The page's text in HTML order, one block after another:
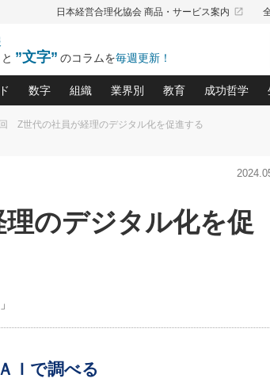
日本経営合理化協会 商品・サービス案内 launch
と ”文字” のコラムを毎週更新！
2026.08.5
意
たい、知っておきたい、やってお
バチの『経営戦略の新常識』(12)
なる考え方」(57)
したいと思われる「一流の仕事術」(28)
人と組織を動かす(200)
の「今月のヒット商品」(109)
数字
会社を守り抜くための緊急対策(100)
強い決算書の会社はココが違う！(36)
銀行交渉はこうしなさい！(12)
組織
職場の生産性を下げるハラスメントの
賃金決定の定石(68)
顧客・社員・社会から支持される「
業界別
大久保一彦の“流行る”お店の
柿内幸夫─社長のための現場改
教育
あなただからお願
クレーム対応 実践
クレーム対応の新
デキル社員に育て
成功哲学
中国哲学
令和時代
先人の名句
渡部昇一の
経営に活
Z世代の社員が経理のデジタル化を促進する
のデジタル化を促
Ｉで調べる